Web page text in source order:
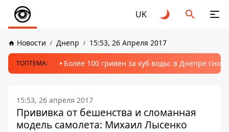
UK
Новости Днепр 15:53, 26 Апреля 2017
ТОПТЕМА: Более 100 гривен за куб воды: в Днепре
15:53, 26 апреля 2017
Прививка от бешенства и сломанная
модель самолета: Михаил Лысенко